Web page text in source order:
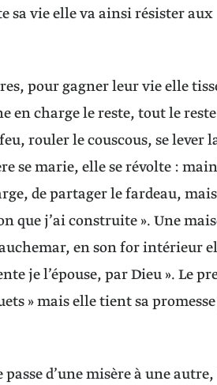
sa vie elle va ainsi résister aux
pour gagner leur vie elle
en charge le reste, tout le
rouler le couscous, se lever
se marie, elle se révolte :
de partager le fardeau,
que j’ai construite ». Une
en son for intérieur
je l’épouse, par Dieu ». Le
» mais elle tient sa
d’une misère à une autre,